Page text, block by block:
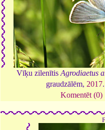
Vīķu zilenītis Agrodiaetus
graudzālēm, 2017
Komentēt (0)